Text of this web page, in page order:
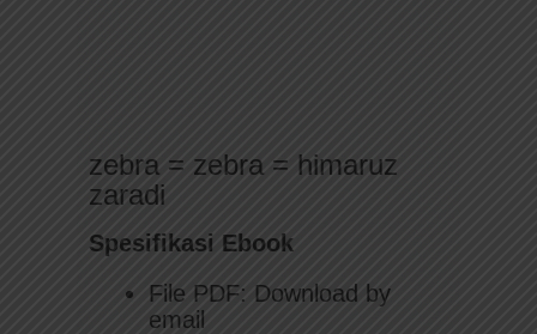
zebra = zebra = himaruz
zaradi
Spesifikasi Ebook
File PDF: Download by
email